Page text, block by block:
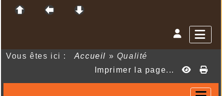
Vous êtes ici : Accueil » Qualité
Imprimer la page...